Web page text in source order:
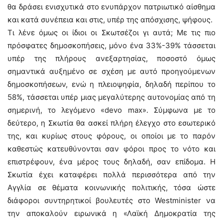
θα δράσει ενισχυτικά στο ενυπάρχον πατριωτικό αίσθημα
και κατά συνέπεια και στις, υπέρ της απόσχισης, ψήφους.
Τι λένε όμως οι ίδιοι οι Σκωτσέζοι γι αυτά; Με τις πιο
πρόσφατες δημοσκοπήσεις, μόνο ένα 33%-39% τάσσεται
υπέρ της πλήρους ανεξαρτησίας, ποσοστό όμως
σημαντικά αυξημένο σε σχέση με αυτό προηγούμενων
δημοσκοπήσεων, ενώ η πλειοψηφία, δηλαδή περίπου το
58%, τάσσεται υπέρ μιας μεγαλύτερης αυτονομίας από τη
σημερινή, το λεγόμενο «devo max». Σύμφωνα με το
δεύτερο, η Σκωτία θα ασκεί πλήρη έλεγχο στο εσωτερικό
της, και κυρίως στους φόρους, οι οποίοι με το παρόν
καθεστώς κατευθύνονται σαν φόροι προς το νότο και
επιστρέφουν, ένα μέρος τους δηλαδή, σαν επίδομα. Η
Σκωτία έχει καταφέρει πολλά περισσότερα από την
Αγγλία σε θέματα κοινωνικής πολιτικής, τόσα ώστε
διάφοροι συντηρητικοί βουλευτές στο Westminister να
την αποκαλούν ειρωνικά η «Λαϊκή Δημοκρατία της